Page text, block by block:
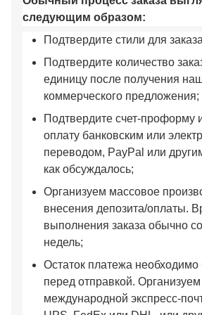
следующим образом:
Подтвердите стили для
Подтвердите количество
единицу после получения
коммерческого предложения;
Подтвердите счет-проформу
оплату банковским или
переводом, PayPal или
как обсуждалось;
Организуем массовое
внесения депозита/оплаты.
выполнения заказа обычно
недель;
Остаток платежа необходимо
перед отправкой. Организуем
международной экспресс-